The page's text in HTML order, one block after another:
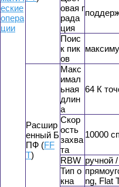
еские
опера
ции
овая г
рада
ция
Поис
к пик
ов
Расшир
енный Б
ПФ (FF
T)
Макс
имал
ьная
длин
а
64 К
Скор
ость
захва
та
10000
RBW ручной
Тип о
кна
ng, Flat